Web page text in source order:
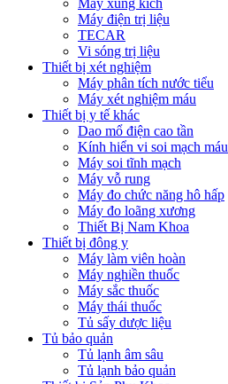
Máy điện trị liệu
TECAR
Vi sóng trị liệu
Thiết bị xét nghiệm
Máy phân tích nước tiểu
Máy xét nghiệm máu
Thiết bị y tế khác
Dao mổ điện cao tần
Kính hiển vi soi mạch máu
Máy soi tĩnh mạch
Máy vỗ rung
Máy đo chức năng hô hấp
Máy đo loãng xương
Thiết Bị Nam Khoa
Thiết bị đông y
Máy làm viên hoàn
Máy nghiền thuốc
Máy sắc thuốc
Máy thái thuốc
Tủ sấy dược liệu
Tủ bảo quản
Tủ lạnh âm sâu
Tủ lạnh bảo quản